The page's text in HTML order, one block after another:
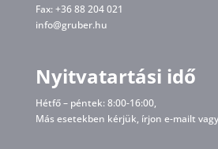
Fax: +36 88 204 021
info@gruber.hu
Nyitvatartási idő
Hétfő – péntek: 8:00-16:00,
Más esetekben kérjük, írjon e-mailt